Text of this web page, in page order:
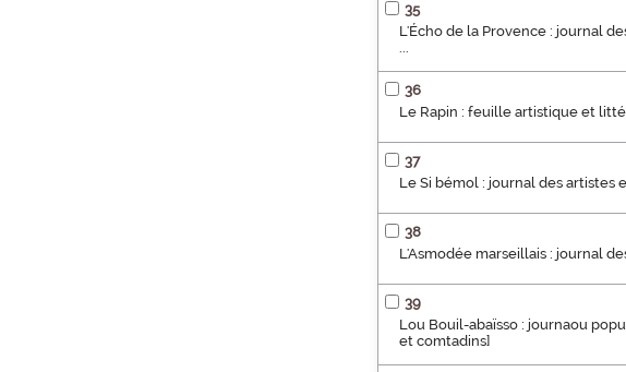
35
L'Écho de la Provence : journal
...
36
Le Rapin : feuille artistique et
37
Le Si bémol : journal des artistes
38
L'Asmodée marseillais : journal
39
Lou Bouil-abaïsso : journaou
et comtadins]